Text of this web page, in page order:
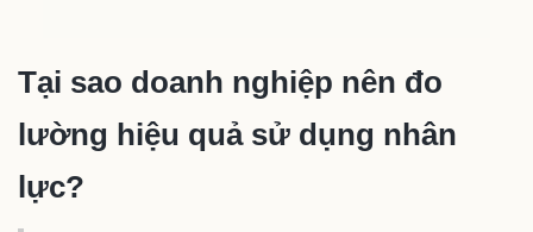
Tại sao doanh nghiệp nên đo
lường hiệu quả sử dụng nhân
lực?